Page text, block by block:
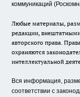
коммуникаций
Любые материалы,
редакции,
авторского права.
охраняются
интеллектуальной
Вся информация,
соответствии с